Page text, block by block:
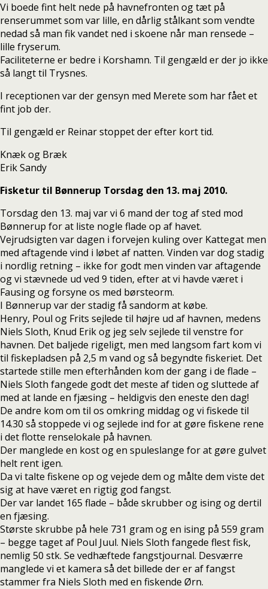
Vi boede fint helt nede på havnefronten og tæt på
renserummet som var lille, en dårlig stålkant som vendte
nedad så man fik vandet ned i skoene når man rensede –
lille fryserum.
Faciliteterne er bedre i Korshamn. Til gengæld er der jo ikke
så langt til Trysnes.
I receptionen var der gensyn med Merete som har fået et
fint job der.
Til gengæld er Reinar stoppet der efter kort tid.
Knæk og Bræk
Erik Sandy
Fisketur til Bønnerup Torsdag den 13. maj 2010.
Torsdag den 13. maj var vi 6 mand der tog af sted mod
Bønnerup for at liste nogle flade op af havet.
Vejrudsigten var dagen i forvejen kuling over Kattegat men
med aftagende vind i løbet af natten. Vinden var dog stadig
i nordlig retning – ikke for godt men vinden var aftagende
og vi stævnede ud ved 9 tiden, efter at vi havde været i
Fausing og forsyne os med børsteorm.
I Bønnerup var der stadig få sandorm at købe.
Henry, Poul og Frits sejlede til højre ud af havnen, medens
Niels Sloth, Knud Erik og jeg selv sejlede til venstre for
havnen. Det baljede rigeligt, men med langsom fart kom vi
til fiskepladsen på 2,5 m vand og så begyndte fiskeriet. Det
startede stille men efterhånden kom der gang i de flade –
Niels Sloth fangede godt det meste af tiden og sluttede af
med at lande en fjæsing – heldigvis den eneste den dag!
De andre kom om til os omkring middag og vi fiskede til
14.30 så stoppede vi og sejlede ind for at gøre fiskene rene
i det flotte renselokale på havnen.
Der manglede en kost og en spuleslange for at gøre gulvet
helt rent igen.
Da vi talte fiskene op og vejede dem og målte dem viste det
sig at have været en rigtig god fangst.
Der var landet 165 flade – både skrubber og ising og dertil
en fjæsing.
Største skrubbe på hele 731 gram og en ising på 559 gram
– begge taget af Poul Juul. Niels Sloth fangede flest fisk,
nemlig 50 stk. Se vedhæftede fangstjournal. Desværre
manglede vi et kamera så det billede der er af fangst
stammer fra Niels Sloth med en fiskende Ørn.